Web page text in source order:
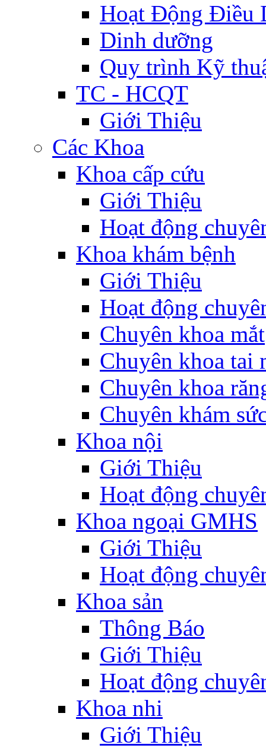
Hoạt Động Điều
Dinh dưỡng
Quy trình Kỹ
TC - HCQT
Giới Thiệu
Các Khoa
Khoa cấp cứu
Giới Thiệu
Hoạt động
Khoa khám bệnh
Giới Thiệu
Hoạt động
Chuyên khoa mắt
Chuyên khoa tai
Chuyên khoa
Chuyên khám
Khoa nội
Giới Thiệu
Hoạt động
Khoa ngoại GMHS
Giới Thiệu
Hoạt động
Khoa sản
Thông Báo
Giới Thiệu
Hoạt động
Khoa nhi
Giới Thiệu